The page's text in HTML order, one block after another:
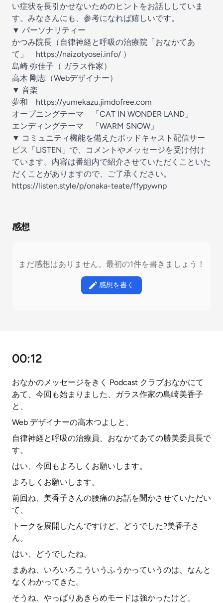
い症状を長引かせないためのヒントをお話ししていま
す。みなさんにも、参考になれば嬉しいです。
▼ パーソナリティー
かつみ院長（自律神経と呼吸の治療院「おなかてあ
て」 https://naizotyosei.info/ ）
島崎 弥佳子（ ガラス作家）
高木 剛志（Webデザイナー）
▼ 音楽
夢和 https://yumekazu.jimdofree.com
オープニングテーマ 「CAT IN WONDER LAND」
エンディングテーマ 「WARM SNOW」
▼ コミュニティ機能を備えたポッドキャスト配信サー
ビス「LISTEN」で、コメントやメッセージを受け付け
ています。内容は番組内で紹介させていただくこといた
だくことがありますので、ご了承ください。
https://listen.style/p/onaka-teate/ffypywnp
感想
まだ感想はありません。最初の1件を書きましょう！
感想を書く
00:12
おなかのメッセージをきく Podcast クラブおなかにて
あて、今回も始まりました、ガラス作家の島崎美香子
と、
Web デザイナーの高木つよしと、
自律神経と呼吸の治療員、おなかてあての勝美委員長で
す。
はい、今回もよろしくお願いします。
よろしくお願いします。
前回ね、美香子さんの腰痛のお話を聞かさせていただい
て、
トークを展開したんですけど、どうでした?美香子さ
ん。
はい、どうでしたね。
まあね、いろいろこういうふうかっていうのは、なんと
なくわかってきた。
そうね、やっぱりあきらめモードは強かったけど、